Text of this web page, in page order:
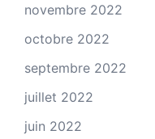
novembre 2022
octobre 2022
septembre 2022
juillet 2022
juin 2022